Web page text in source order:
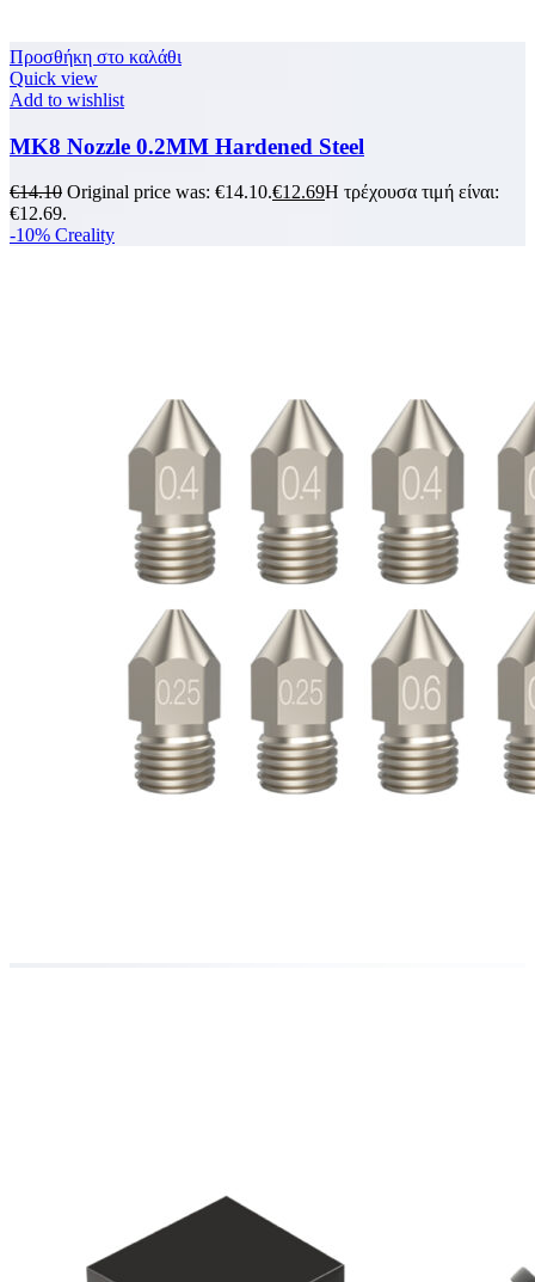
Προσθήκη στο καλάθι
Quick view
Add to wishlist
MK8 Nozzle 0.2MM Hardened Steel
€14.10 Original price was: €14.10.€12.69Η τρέχουσα τιμή είναι:
€12.69.
-10% Creality